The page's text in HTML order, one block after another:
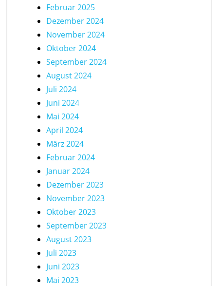
Februar 2025
Dezember 2024
November 2024
Oktober 2024
September 2024
August 2024
Juli 2024
Juni 2024
Mai 2024
April 2024
März 2024
Februar 2024
Januar 2024
Dezember 2023
November 2023
Oktober 2023
September 2023
August 2023
Juli 2023
Juni 2023
Mai 2023